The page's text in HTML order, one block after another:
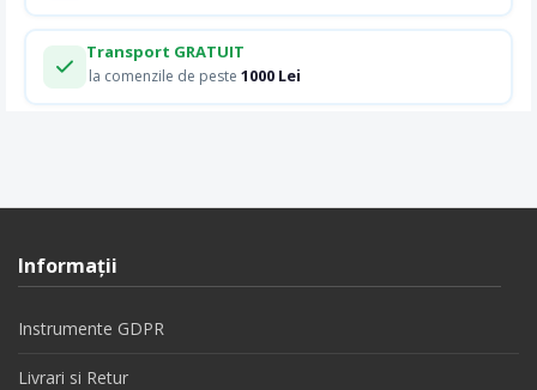
Transport GRATUIT
la comenzile de peste 1000 Lei
Informaţii
Instrumente GDPR
Livrari si Retur